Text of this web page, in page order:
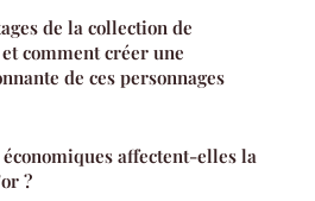
de la collection de
comment créer une
de ces personnages
affectent-elles la
?